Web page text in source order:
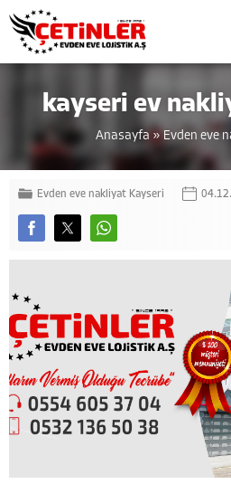
kayseri ev
Anasayfa » Evden eve
Evden eve nakliyat Kayseri